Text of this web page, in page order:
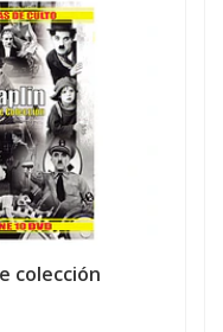
colección